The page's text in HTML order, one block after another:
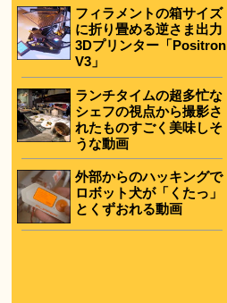
フィラメントの箱サイズ
に折り畳める逆さま出力
3Dプリンター「Positron
V3」
ランチタイムの超多忙な
シェフの視点から撮影さ
れたものすごく美味しそ
うな動画
外部からのハッキングで
ロボット犬が「くたっ」
とくずおれる動画